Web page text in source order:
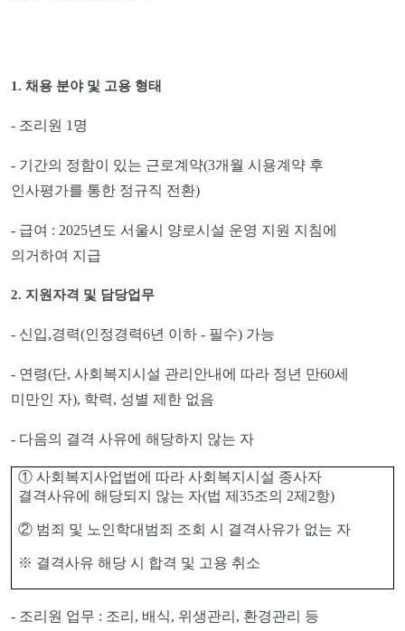
1. 채용 분야 및 고용 형태
- 조리원 1 명
- 기간의 정함이 있는 근로계약(3개월 시용계약 후
인사평가를 통한 정규직 전환)
- 급여 : 2025년도 서울시 양로시설 운영 지원 지침에
의거하여 지급
2. 지원자격 및 담당업무
- 신입,경력(인정경력6년 이하 - 필수) 가능
- 연령(단, 사회복지시설 관리안내에 따라 정년 만60세
미만인 자), 학력, 성별 제한 없음
- 다음의 결격 사유에 해당하지 않는 자
① 사회복지사업법에 따라 사회복지시설 종사자
결격사유에 해당되지 않는 자(법 제 35조의 2제 2항)
② 범죄 및 노인학대범죄 조회 시 결격사유가 없는 자
※ 결격사유 해당 시 합격 및 고용 취소
- 조리원 업무 : 조리 , 배식, 위생관리 , 환경관리 등